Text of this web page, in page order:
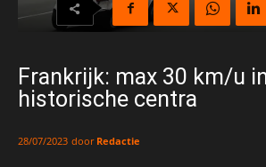
Frankrijk: max 30 km/u
historische centra
28/07/2023 door Redactie